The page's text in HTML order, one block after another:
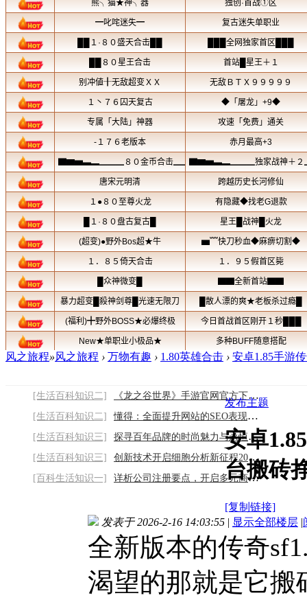
风之旅程»风之旅程 › 万物有趣 › 1.80英雄合击 › 安卓1.85手游
[生活百科知识二]
《龙之谷世界》手游官网官方下载链接：开启
[生活百科知识二]
懂得：全面提升网站的SEO表现，从首页到内
[生活百科知识三]
探寻百年品牌的时尚魅力与永恒经典2026/8/6
[生活百科知识三]
创新技术开启细胞分析新征程2026/8/6
[百科生活知识一]
详析公司注册要点，开启多元商业之旅2026/8
发布主题
安卓
台搬砖
[复制链接]
发表于 2026-2-16 14:03:55 | 显示全部楼层 |
全新版本的传奇
渴望的那就是它搬